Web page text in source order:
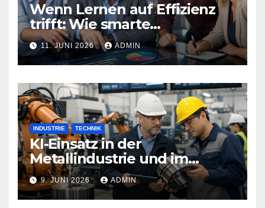
Wenn Lernen auf Effizienz
trifft: Wie smarte
Technologien Weiterbildung
neu definieren
11. JUNI 2026 ADMIN
INDUSTRIE TECHNIK
KI-Einsatz in der
Metallindustrie und im
Maschinenbau
9. JUNI 2026 ADMIN